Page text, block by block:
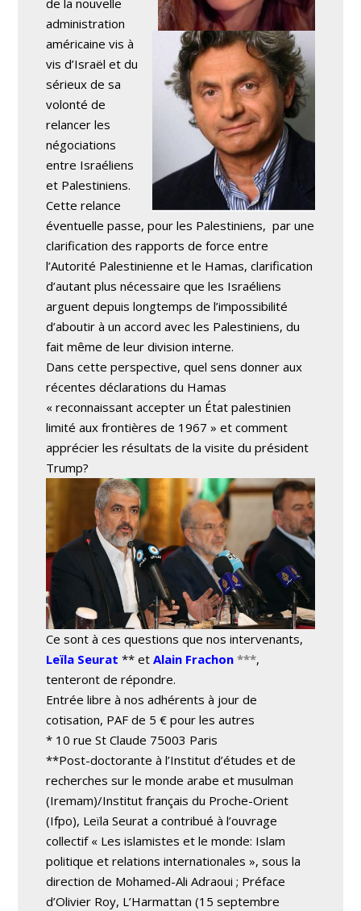
administration
américaine vis à
vis d’Israël et du
sérieux de sa
volonté de
relancer les
négociations
entre Israéliens
et Palestiniens.
Cette relance
éventuelle passe, pour les Palestiniens, par une
clarification des rapports de force entre
l’Autorité Palestinienne et le Hamas, clarification
d’autant plus nécessaire que les Israéliens
arguent depuis longtemps de l’impossibilité
d’aboutir à un accord avec les Palestiniens, du
fait même de leur division interne.
Dans cette perspective, quel sens donner aux
récentes déclarations du Hamas
« reconnaissant accepter un État palestinien
limité aux frontières de 1967 » et comment
apprécier les résultats de la visite du président
Trump?
Ce sont à ces questions que nos intervenants,
Leïla Seurat ** etAlain Frachon ***,
tenteront de répondre.
Entrée libre à nos adhérents à jour de
cotisation, PAF de 5 € pour les autres
* 10 rue St Claude 75003 Paris
**Post-doctorante à l’Institut d’études et de
recherches sur le monde arabe et musulman
(Iremam)/Institut français du Proche-Orient
(Ifpo), Leïla Seurat a contribué à l’ouvrage
collectif « Les islamistes et le monde: Islam
politique et relations internationales », sous la
direction de Mohamed-Ali Adraoui ; Préface
d’Olivier Roy, L’Harmattan (15 septembre